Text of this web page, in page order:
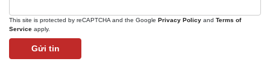
This site is protected by reCAPTCHA and the Google Privacy Policy and Terms of
Service apply.
Gửi tin